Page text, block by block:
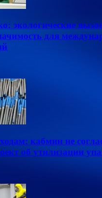
экологические
для
кабмин не
об утилизации